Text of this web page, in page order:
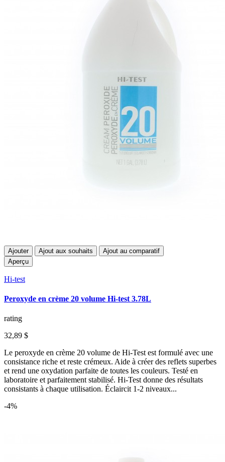
Ajouter Ajout aux souhaits
Ajout au comparatif
Aperçu
Hi-test
Peroxyde en crème 20 volume Hi-test 3.78L
rating
32,89 $
Le peroxyde en crème 20 volume de Hi-Test est formulé avec une
consistance riche et reste crémeux. Aide à créer des reflets superbes
et rend une oxydation parfaite de toutes les couleurs. Testé en
laboratoire et parfaitement stabilisé. Hi-Test donne des résultats
consistants à chaque utilisation. Éclaircit 1-2 niveaux...
-4%